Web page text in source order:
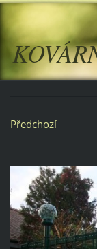
Předchozí